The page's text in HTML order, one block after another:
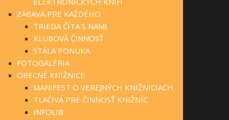
ZÁBAVA PRE KAŽDÉHO
TRIEDA ČÍTA S NAMI
KLUBOVÁ ČINNOSŤ
STÁLA PONUKA
FOTOGALÉRIA
OBECNÉ KNIŽNICE
MANIFEST O VEREJNÝCH KNIŽNICIACH
TLAČIVÁ PRE ČINNOSŤ KNIŽNÍC
INFOLIB